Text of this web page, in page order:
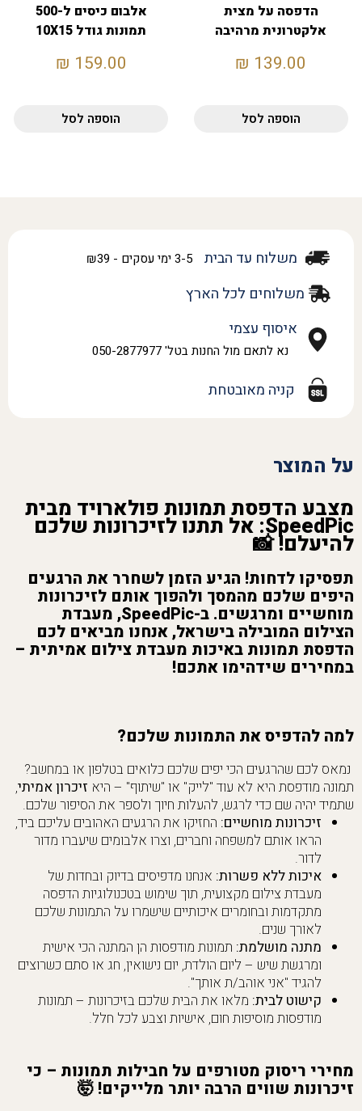
הדפסה על מצית
אלקטרונית מרהיבה
139.00
₪
הוספה לסל
אלבום כיסים ל-500
תמונות גודל 10X15
159.00
₪
הוספה לסל
משלוח עד הבית 3-5 ימי עסקים - ₪39
משלוחים לכל הארץ
איסוף עצמי
נא לתאם מול החנות בטל' 050-2877977
קניה מאובטחת
על המוצר
מצבע הדפסת תמונות פולארויד מבית
SpeedPic: אל תתנו לזיכרונות שלכם
להיעלם! 📸
תפסיקו לדחות! הגיע הזמן לשחרר את הרגעים
היפים שלכם מהמסך ולהפוך אותם לזיכרונות
מוחשיים ומרגשים. ב-SpeedPic, מעבדת
הצילום המובילה בישראל, אנחנו מביאים לכם
הדפסת תמונות באיכות מעבדת צילום אמיתית –
במחירים שידהימו אתכם!
למה להדפיס את התמונות שלכם?
נמאס לכם שהרגעים הכי יפים שלכם כלואים בטלפון או במחשב?
תמונה מודפסת היא לא עוד "לייק" או "שיתוף" – היא זיכרון אמיתי,
שתמיד יהיה שם כדי לרגש, להעלות חיוך ולספר את הסיפור שלכם.
זיכרונות מוחשיים: החזיקו את הרגעים האהובים עליכם ביד,
הראו אותם למשפחה וחברים, וצרו אלבומים שיעברו מדור
לדור.
איכות ללא פשרות: אנחנו מדפיסים בדיוק ובחדות של
מעבדת צילום מקצועית, תוך שימוש בטכנולוגיות הדפסה
מתקדמות ובחומרים איכותיים שישמרו על התמונות שלכם
לאורך שנים.
מתנה מושלמת: תמונות מודפסות הן המתנה הכי אישית
ומרגשת שיש – ליום הולדת, יום נישואין, חג או סתם כשרוצים
להגיד "אני אוהב/ת אותך".
קישוט לבית: מלאו את הבית שלכם בזיכרונות – תמונות
מודפסות מוסיפות חום, אישיות וצבע לכל חלל.
מחירי ריסוק מטורפים על חבילות תמונות – כי
זיכרונות שווים הרבה יותר מלייקים! 🤯